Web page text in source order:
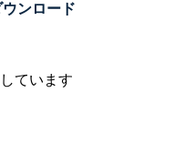
ンロード
ています